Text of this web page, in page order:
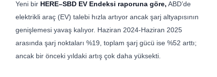
Yeni bir HERE–SBD EV Endeksi raporuna göre, ABD’de
elektrikli araç (EV) talebi hızla artıyor ancak şarj altyapısının
genişlemesi yavaş kalıyor. Haziran 2024-Haziran 2025
arasında şarj noktaları %19, toplam şarj gücü ise %52 arttı;
ancak bir önceki yıldaki artış çok daha yüksekti.